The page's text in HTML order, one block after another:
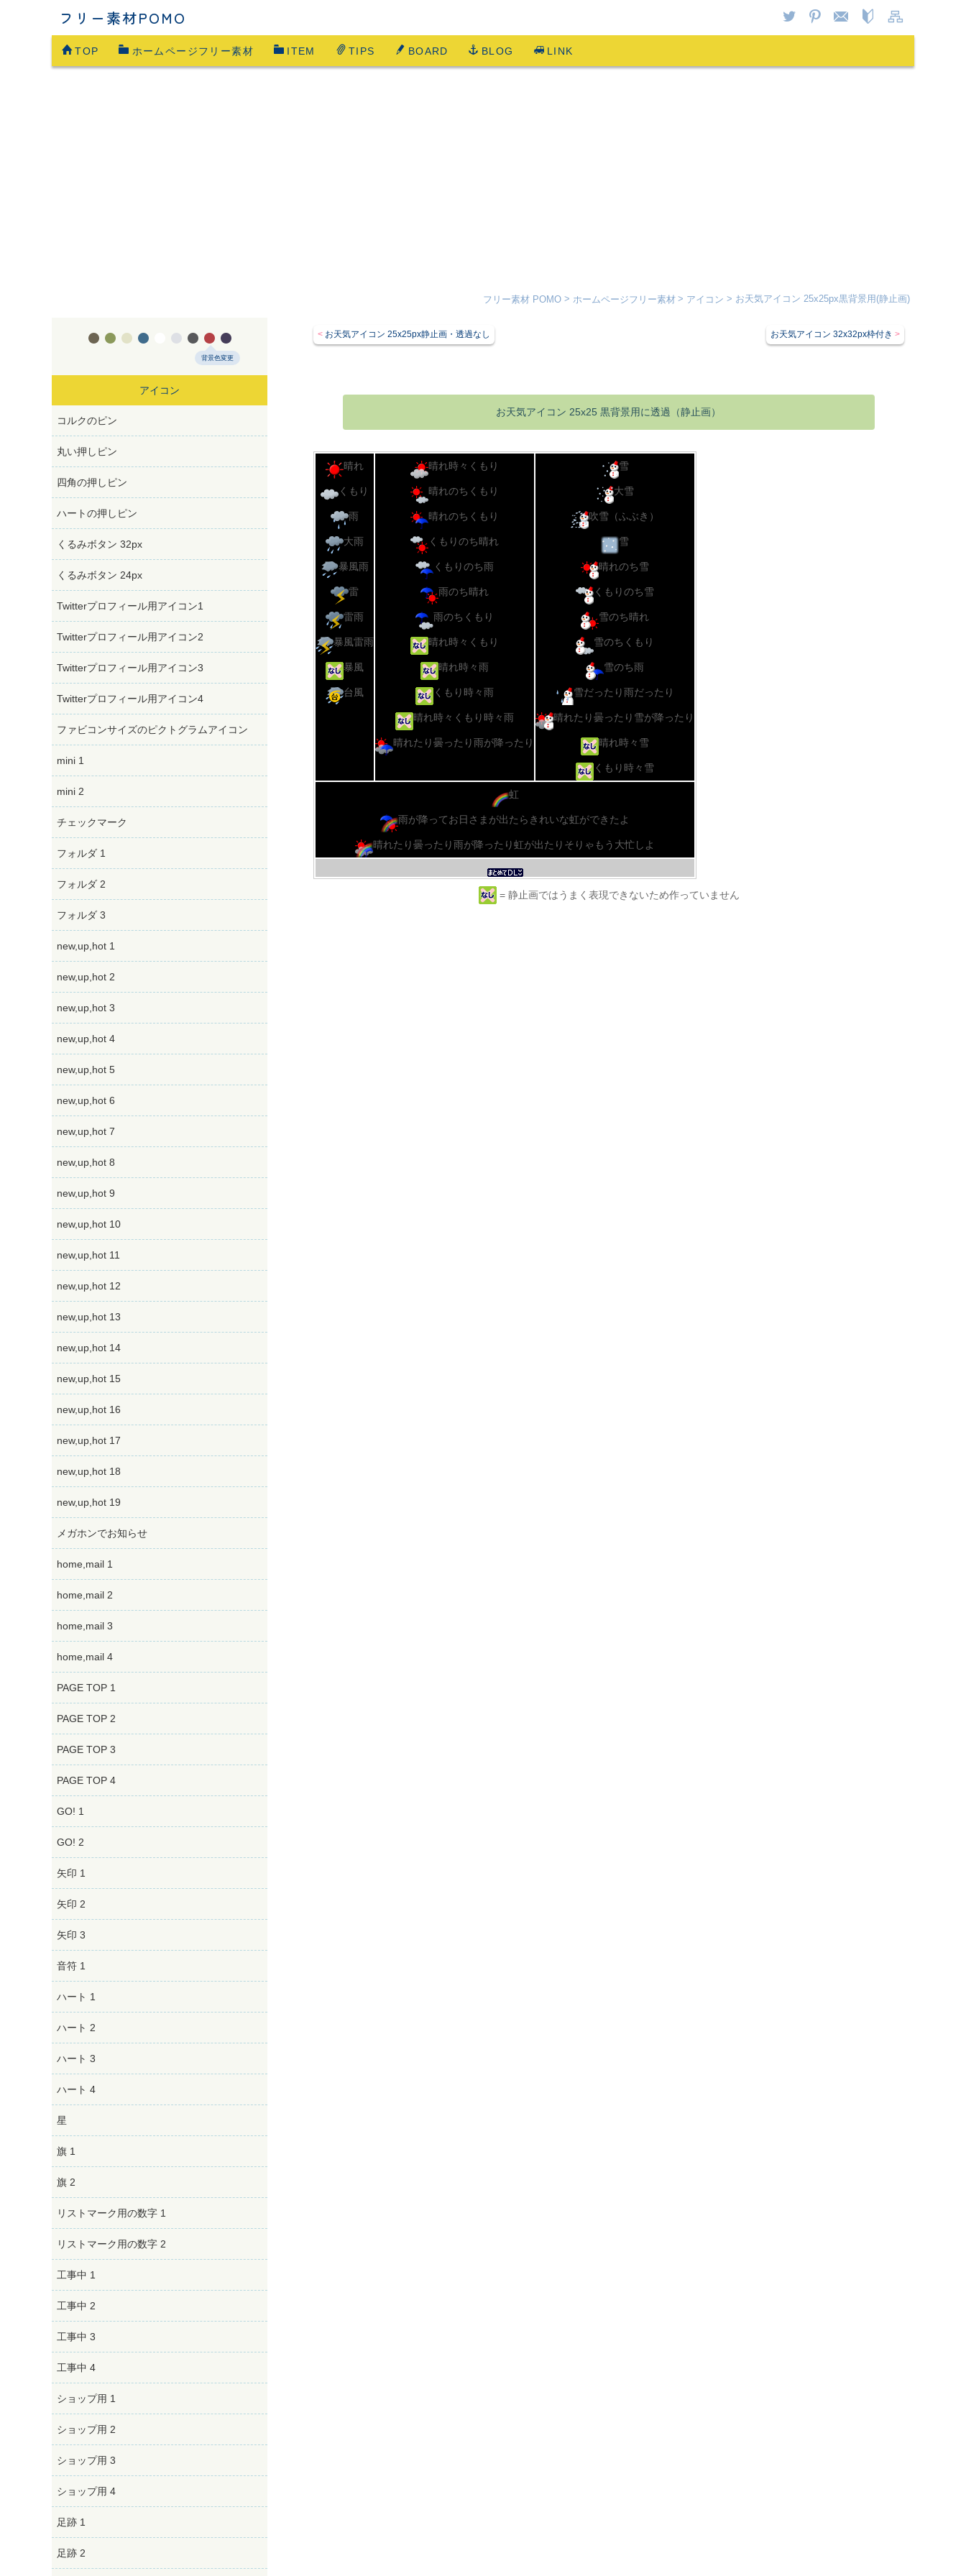
フリー素材POMO
TOP ホームページフリー素材 ITEM TIPS BOARD BLOG LINK
フリー素材 POMO ホームページフリー素材 アイコン お天気アイコン 25x25px黒背景用(静止画)
       
背景色変更
アイコン
コルクのピン
丸い押しピン
四角の押しピン
ハートの押しピン
くるみボタン 32px
くるみボタン 24px
Twitterプロフィール用アイコン1
Twitterプロフィール用アイコン2
Twitterプロフィール用アイコン3
Twitterプロフィール用アイコン4
ファビコンサイズのピクトグラムアイコン
mini 1
mini 2
チェックマーク
フォルダ 1
フォルダ 2
フォルダ 3
new,up,hot 1
new,up,hot 2
new,up,hot 3
new,up,hot 4
new,up,hot 5
new,up,hot 6
new,up,hot 7
new,up,hot 8
new,up,hot 9
new,up,hot 10
new,up,hot 11
new,up,hot 12
new,up,hot 13
new,up,hot 14
new,up,hot 15
new,up,hot 16
new,up,hot 17
new,up,hot 18
new,up,hot 19
メガホンでお知らせ
home,mail 1
home,mail 2
home,mail 3
home,mail 4
PAGE TOP 1
PAGE TOP 2
PAGE TOP 3
PAGE TOP 4
GO! 1
GO! 2
矢印 1
矢印 2
矢印 3
音符 1
ハート 1
ハート 2
ハート 3
ハート 4
星
旗 1
旗 2
リストマーク用の数字 1
リストマーク用の数字 2
工事中 1
工事中 2
工事中 3
工事中 4
ショップ用 1
ショップ用 2
ショップ用 3
ショップ用 4
足跡 1
足跡 2
お天気アイコン 25x25px静止画・透過なし お天気アイコン 32x32px枠付き
お天気アイコン 25x25 黒背景用に透過（静止画）
晴れ
くもり
雨
大雨
暴風雨
雷
雷雨
暴風雷雨
暴風
台風
晴れ時々くもり
晴れのちくもり
晴れのちくもり
くもりのち晴れ
くもりのち雨
雨のち晴れ
雨のちくもり
晴れ時々くもり
晴れ時々雨
くもり時々雨
晴れ時々くもり時々雨
晴れたり曇ったり雨が降ったり
雪
大雪
吹雪（ふぶき）
雪
晴れのち雪
くもりのち雪
雪のち晴れ
雪のちくもり
雪のち雨
雪だったり雨だったり
晴れたり曇ったり雪が降ったり
晴れ時々雪
くもり時々雪
虹
雨が降ってお日さまが出たらきれいな虹ができたよ
晴れたり曇ったり雨が降ったり虹が出たりそりゃもう大忙しよ
= 静止画ではうまく表現できないため作っていません